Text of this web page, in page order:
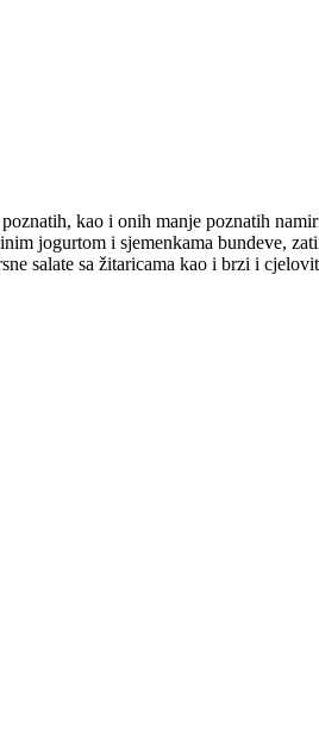
kao i onih manje poznatih
jogurtom i sjemenkama bundeve,
salate sa žitaricama kao i brzi i